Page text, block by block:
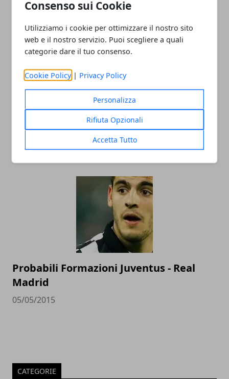
Consenso sui Cookie
Utilizziamo i cookie per ottimizzare il nostro sito
web e il nostro servizio. Puoi scegliere a quali
categorie dare il tuo consenso.
Cookie Policy | Privacy Policy
Personalizza
Rifiuta Opzionali
Accetta Tutto
Internazionali d'Italia di Tennis 2020 al
via senza pubblico e tra mille polemiche
Probabili Formazioni Juventus - Real
Madrid
05/05/2015
CATEGORIE